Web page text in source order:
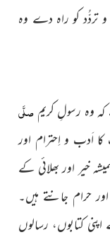
تردُّد کو راہ دے وہ
کہ وہ رسولِ کریم صلَّی
اَدب و اِحترام اور
خیر اور بھلائی کے
اور حرام جانتے ہیں۔
کتابوں، رسالوں